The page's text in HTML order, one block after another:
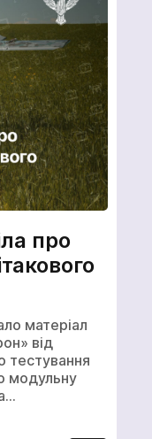
про
матеріал
від
тестування
модульну